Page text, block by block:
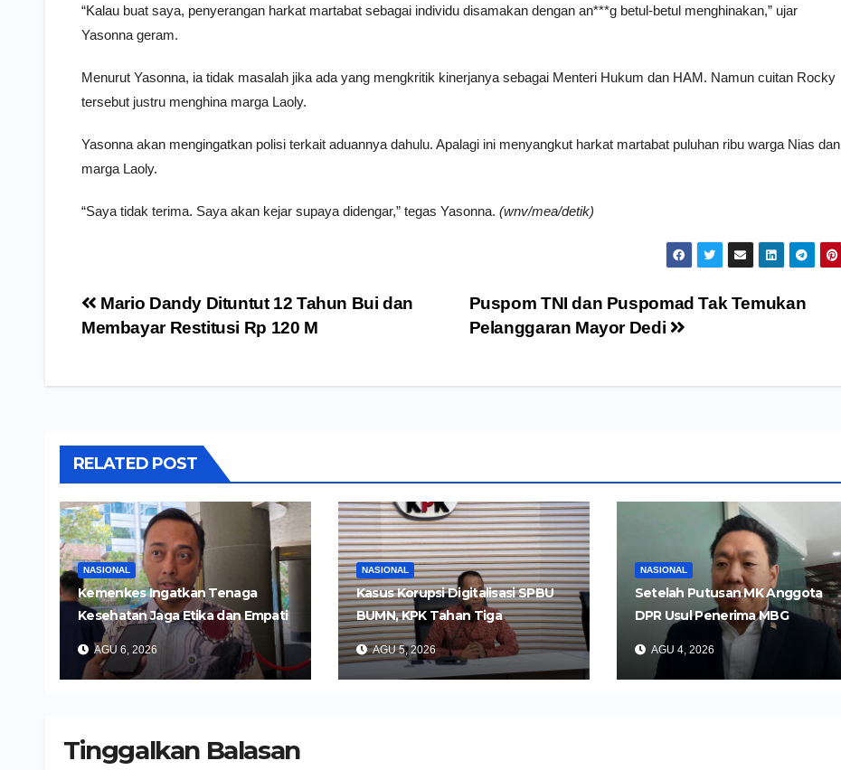
“Kalau buat saya, penyerangan harkat martabat sebagai individu disamakan dengan an***g betul-betul menghinakan,” ujar
Yasonna geram.
Menurut Yasonna, ia tidak masalah jika ada yang mengkritik kinerjanya sebagai Menteri Hukum dan HAM. Namun cuitan Rocky
tersebut justru menghina marga Laoly.
Yasonna akan mengingatkan polisi terkait aduannya dahulu. Apalagi ini menyangkut harkat martabat puluhan ribu warga Nias dan
marga Laoly.
“Saya tidak terima. Saya akan kejar supaya didengar,” tegas Yasonna. (wnv/mea/detik)
Navigasi
pos
Puspom TNI dan Puspomad Tak Temukan
Pelanggaran Mayor Dedi
Mario Dandy Dituntut 12 Tahun Bui dan
Membayar Restitusi Rp 120 M
RELATED POST
NASIONAL
Kemenkes Ingatkan Tenaga
Kesehatan Jaga Etika dan Empati
di Media Sosial
AGU 6, 2026
NASIONAL
Kasus Korupsi Digitalisasi SPBU
BUMN, KPK Tahan Tiga
Tersangka
AGU 5, 2026
NASIONAL
Setelah Putusan MK Anggota
DPR Usul Penerima MBG
Dipangkas Jadi 26 Juta Orang
AGU 4, 2026
Tinggalkan Balasan